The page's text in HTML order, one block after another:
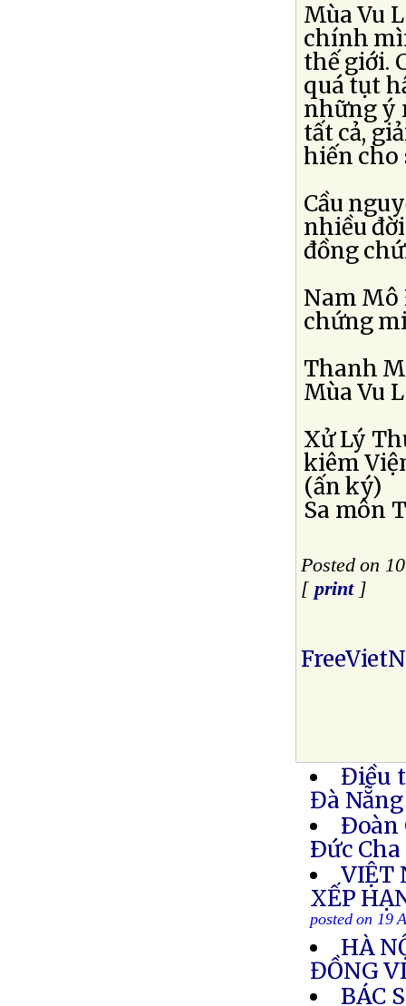
Mùa Vu
chính
thế giới.
quá tụt
những ý
tất cả,
hiến cho
Cầu
nhiều
đồng
Nam Mô
chứng
Thanh
Mùa Vu
Xử Lý
kiêm
(ấn ký)
Sa môn
Posted on
[ print]
Điều
Đà Nẵng
Ðoàn
Ðức
VIỆT
XẾP
posted on 19
HÀ
ĐỒNG
BÁC